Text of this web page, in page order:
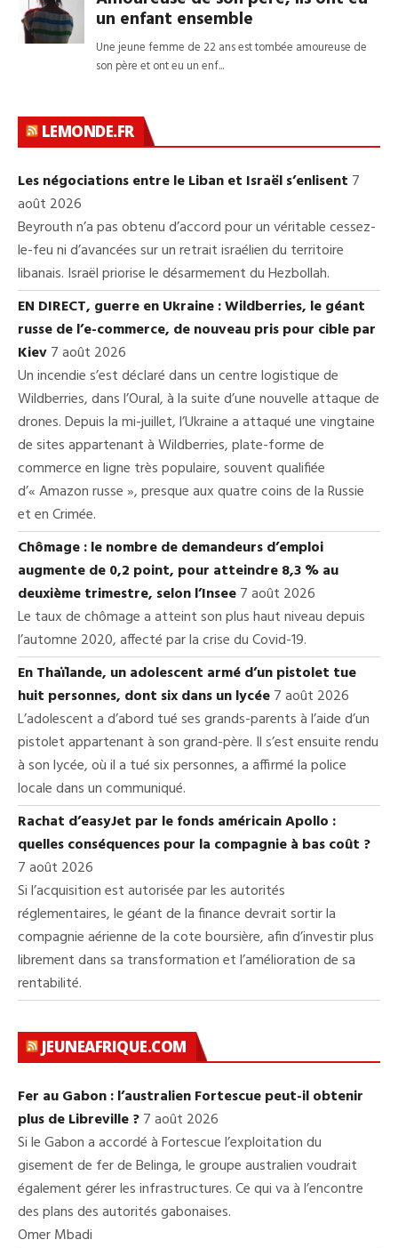
LEMONDE.FR
Les négociations entre le Liban et Israël s’enlisent 7
août 2026
Beyrouth n’a pas obtenu d’accord pour un véritable cessez-
le-feu ni d’avancées sur un retrait israélien du territoire
libanais. Israël priorise le désarmement du Hezbollah.
EN DIRECT, guerre en Ukraine : Wildberries, le géant
russe de l’e-commerce, de nouveau pris pour cible par
Kiev7 août 2026
Un incendie s’est déclaré dans un centre logistique de
Wildberries, dans l’Oural, à la suite d’une nouvelle attaque de
drones. Depuis la mi-juillet, l’Ukraine a attaqué une vingtaine
de sites appartenant à Wildberries, plate-forme de
commerce en ligne très populaire, souvent qualifiée
d’« Amazon russe », presque aux quatre coins de la Russie
et en Crimée.
Chômage : le nombre de demandeurs d’emploi
augmente de 0,2 point, pour atteindre 8,3 % au
deuxième trimestre, selon l’Insee7 août 2026
Le taux de chômage a atteint son plus haut niveau depuis
l’automne 2020, affecté par la crise du Covid-19.
En Thaïlande, un adolescent armé d’un pistolet tue
huit personnes, dont six dans un lycée7 août 2026
L’adolescent a d’abord tué ses grands-parents à l’aide d’un
pistolet appartenant à son grand-père. Il s’est ensuite rendu
à son lycée, où il a tué six personnes, a affirmé la police
locale dans un communiqué.
Rachat d’easyJet par le fonds américain Apollo :
quelles conséquences pour la compagnie à bas coût ?
7 août 2026
Si l’acquisition est autorisée par les autorités
réglementaires, le géant de la finance devrait sortir la
compagnie aérienne de la cote boursière, afin d’investir plus
librement dans sa transformation et l’amélioration de sa
rentabilité.
JEUNEAFRIQUE.COM
Fer au Gabon : l’australien Fortescue peut-il obtenir
plus de Libreville ?7 août 2026
Si le Gabon a accordé à Fortescue l’exploitation du
gisement de fer de Belinga, le groupe australien voudrait
également gérer les infrastructures. Ce qui va à l’encontre
des plans des autorités gabonaises.
Omer Mbadi